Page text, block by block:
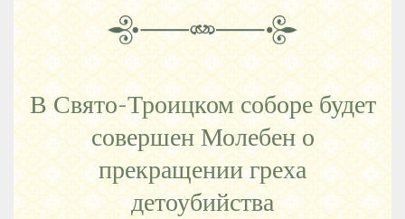
В Свято-Троицком соборе будет
совершен Молебен о
прекращении греха
детоубийства